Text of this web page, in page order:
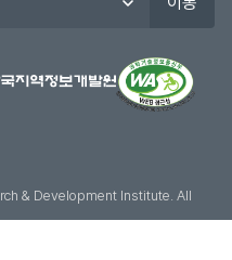
& Development Institute. AII